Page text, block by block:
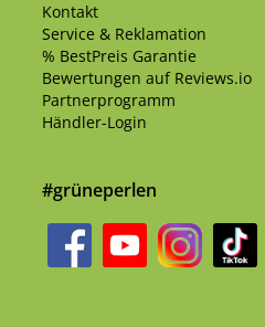
Kontakt
Service & Reklamation
% BestPreis Garantie
Bewertungen auf Reviews.io
Partnerprogramm
Händler-Login
#grüneperlen